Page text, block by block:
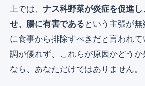
ステップ1：食事と症状の記録
ステップ2：完全除去
ステップ3：段階的負荷、最も
試験中に除外すべきもの：隠
む
上では、 ナス科野菜が炎症を促進し
せ、腸に有害であるという主張が
に食事から排除すべきだと言われ
調が優れず、これらが原因かどう
なら、あなただけではありません。